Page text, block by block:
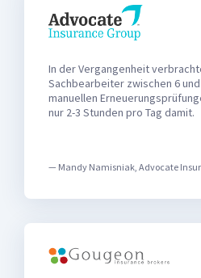
In der Vergangenheit
Sachbearbeiter zwischen 6
manuellen
nur 2-3 Stunden pro Tag damit.
— Mandy Namisniak, Advocate